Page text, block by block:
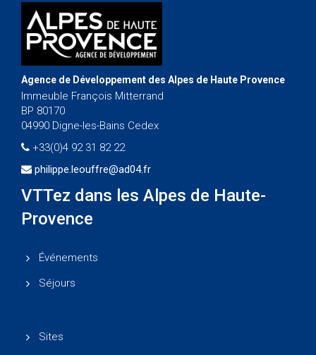
Agence de Développement des Alpes de Haute Provence
Immeuble François Mitterrand
BP 80170
04990 Digne-les-Bains Cedex
+33(0)4 92 31 82 22
philippe.leouffre@ad04.fr
VTTez dans les Alpes de Haute-
Provence
Événements
Séjours
Sites